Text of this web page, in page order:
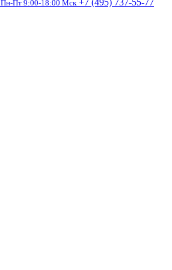
Пн-Пт 9:00-18:00 Мск +7 (495) 737-55-77